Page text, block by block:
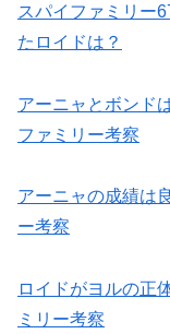
スパイファミリー
たロイドは？
アーニャとボンド
ファミリー考察
アーニャの成績は
ー考察
ロイドがヨルの正
ミリー考察